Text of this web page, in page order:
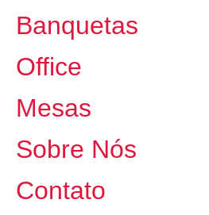
Banquetas
Office
Mesas
Sobre Nós
Contato